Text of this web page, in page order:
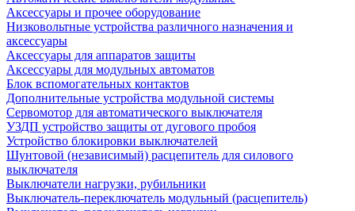
Аксессуары и прочее оборудование
Низковольтные устройства различного назначения и
аксессуары
Аксессуары для аппаратов защиты
Аксессуары для модульных автоматов
Блок вспомогательных контактов
Дополнительные устройства модульной системы
Сервомотор для автоматического выключателя
УЗДП устройство защиты от дугового пробоя
Устройство блокировки выключателей
Шунтовой (независимый) расцепитель для силового
выключателя
Выключатели нагрузки, рубильники
Выключатель-переключатель модульный (расцепитель)